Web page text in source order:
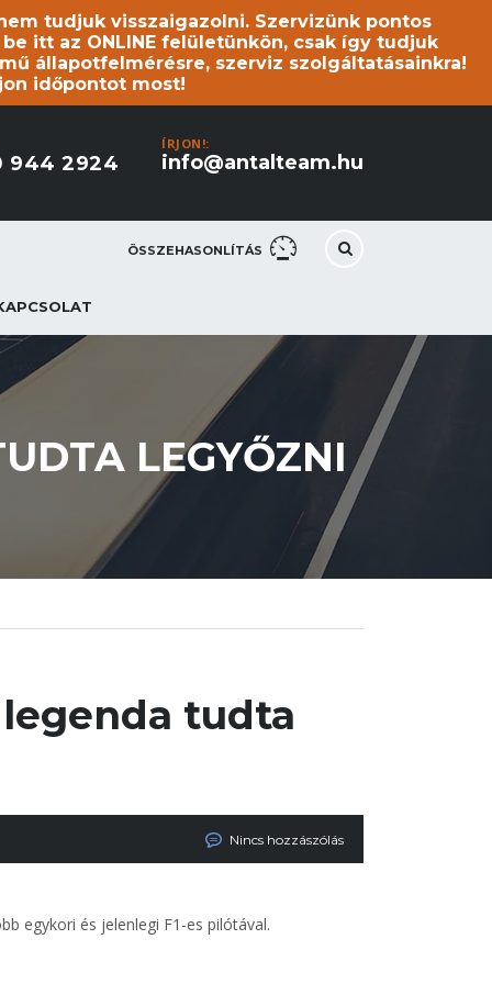
tudjuk visszaigazolni. Szervizünk pontos
itt az ONLINE felületünkön, csak így tudjuk
állapotfelmérésre, szerviz szolgáltatásainkra!
időpontot most!
ÍRJON!:
info@antalteam.hu
944 2924
ÖSSZEHASONLÍTÁS
LEGYŐZNI
tudta
Nincs hozzászólás
egykori és jelenlegi F1-es pilótával.